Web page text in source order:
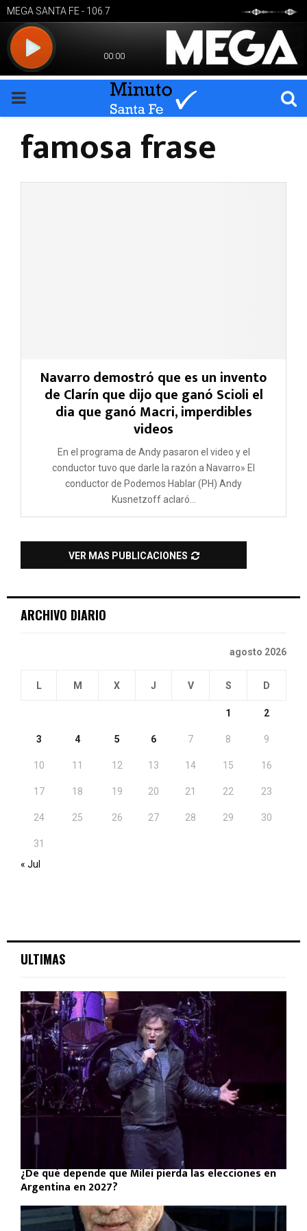
PRIMARY
MENU
famosa frase
Navarro demostró que es un invento
de Clarín que dijo que ganó Scioli el
dia que ganó Macri, imperdibles
videos
En el programa de Andy pasaron el video y el
conductor tuvo que darle la razón a Navarro» El
conductor de Podemos Hablar (PH) Andy
Kusnetzoff aclaró...
VER MAS PUBLICACIONES
ARCHIVO DIARIO
agosto 2026
L M X J V S D
1 2
3 4 5 6 7 8 9
10 11 12 13 14 15 16
17 18 19 20 21 22 23
24 25 26 27 28 29 30
31
« Jul
ULTIMAS
¿De qué depende que Milei pierda las elecciones en
Argentina en 2027?